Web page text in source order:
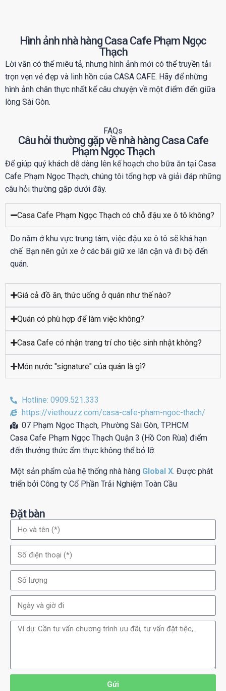
Hình ảnh nhà hàng Casa Cafe Phạm Ngọc
Thạch
Lời văn có thể miêu tả, nhưng hình ảnh mới có thể truyền tải
trọn vẹn vẻ đẹp và linh hồn của CASA CAFE. Hãy để những
hình ảnh chân thực nhất kể câu chuyện về một điểm đến giữa
lòng Sài Gòn.
FAQs
Câu hỏi thường gặp về nhà hàng Casa Cafe
Phạm Ngọc Thạch
Để giúp quý khách dễ dàng lên kế hoạch cho bữa ăn tại Casa
Cafe Phạm Ngọc Thạch, chúng tôi tổng hợp và giải đáp những
câu hỏi thường gặp dưới đây.
Casa Cafe Phạm Ngọc Thạch có chỗ đậu xe ô tô không?
Do nằm ở khu vực trung tâm, việc đậu xe ô tô sẽ khá hạn
chế. Bạn nên gửi xe ở các bãi giữ xe lân cận và đi bộ đến
quán.
Giá cả đồ ăn, thức uống ở quán như thế nào?
Quán có phù hợp để làm việc không?
Casa Cafe có nhận trang trí cho tiệc sinh nhật không?
Món nước "signature" của quán là gì?
Hotline: 0909.521.333
https://viethouzz.com/casa-cafe-pham-ngoc-thach/
07 Phạm Ngọc Thạch, Phường Sài Gòn, TP.HCM
Casa Cafe Phạm Ngọc Thạch Quận 3 (Hồ Con Rùa) điểm
đến thưởng thức ẩm thực không thể bỏ lỡ.
Một sản phẩm của hệ thống nhà hàng Global X. Được phát
triển bởi Công ty Cổ Phần Trải Nghiệm Toàn Cầu
Đặt bàn
Gửi